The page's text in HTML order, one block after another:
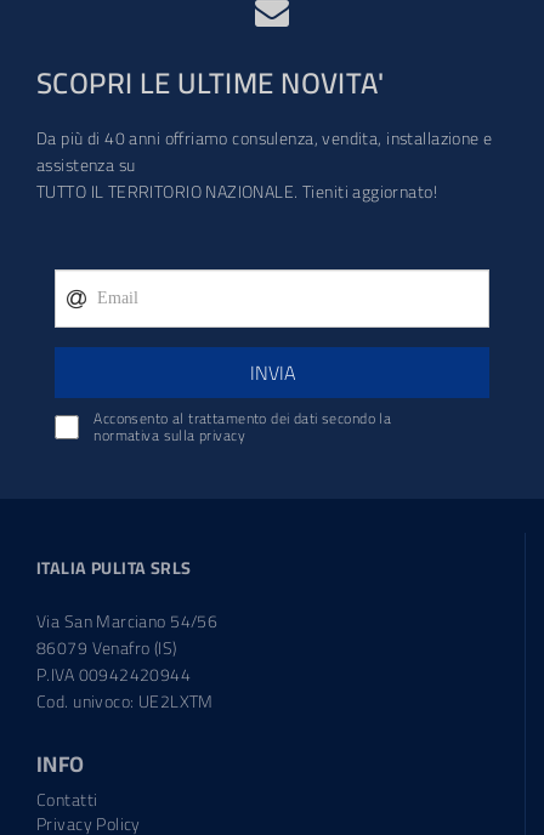
SCOPRI LE ULTIME NOVITA'
Da più di 40 anni offriamo consulenza, vendita, installazione e
assistenza su
TUTTO IL TERRITORIO NAZIONALE. Tieniti aggiornato!
INVIA
Acconsento al trattamento dei dati secondo la
normativa sulla privacy
ITALIA PULITA SRLS
Via San Marciano 54/56
86079 Venafro (IS)
P.IVA 00942420944
Cod. univoco: UE2LXTM
INFO
Contatti
Privacy Policy